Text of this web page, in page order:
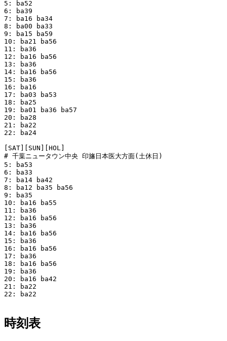
5: ba52
6: ba39
7: ba16 ba34
8: ba00 ba33
9: ba15 ba59
10: ba21 ba56
11: ba36
12: ba16 ba56
13: ba36
14: ba16 ba56
15: ba36
16: ba16
17: ba03 ba53
18: ba25
19: ba01 ba36 ba57
20: ba28
21: ba22
22: ba24
[SAT][SUN][HOL]
# 千葉ニュータウン中央 印旛日本医大方面(土休日)
5: ba53
6: ba33
7: ba14 ba42
8: ba12 ba35 ba56
9: ba35
10: ba16 ba55
11: ba36
12: ba16 ba56
13: ba36
14: ba16 ba56
15: ba36
16: ba16 ba56
17: ba36
18: ba16 ba56
19: ba36
20: ba16 ba42
21: ba22
22: ba22
時刻表